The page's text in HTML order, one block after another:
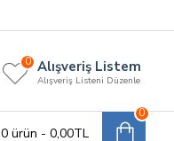
Alışveriş Listem
Alışveriş Listeni Düzenle
0
0 ürün - 0,00TL
0